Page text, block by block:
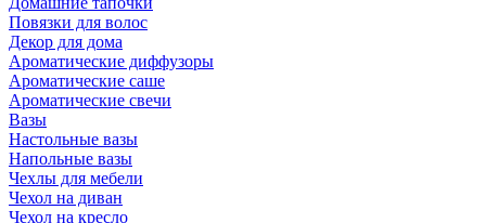
Повязки для волос
Декор для дома
Ароматические диффузоры
Ароматические саше
Ароматические свечи
Вазы
Настольные вазы
Напольные вазы
Чехлы для мебели
Чехол на диван
Чехол на кресло